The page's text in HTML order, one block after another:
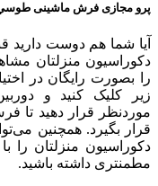
پرو مجازی فرش ماشینی طوسي متالیک کد 7790
آیا شما هم دوست دارید
دکوراسیون منزلتان
را بصورت رایگان در
زیر کلیک کنید و
موردنظر قرار دهيد
قرار بگیرد. همچنین
دکوراسیون منزلتان را
مطمنتری داشته باشید.